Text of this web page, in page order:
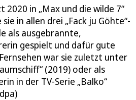
2020 in „Max und die wilde 7“
in allen drei „Fack ju Göhte“-
als ausgebrannte,
gespielt und dafür gute
war sie zuletzt unter
(2019) oder als
in der TV-Serie „Balko“